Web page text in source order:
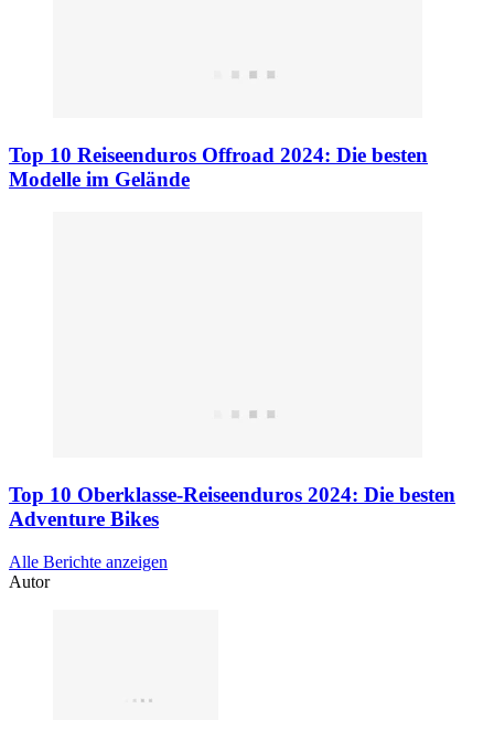
Top 10 Reiseenduros Offroad 2024: Die besten
Modelle im Gelände
Top 10 Oberklasse-Reiseenduros 2024: Die besten
Adventure Bikes
Alle Berichte anzeigen
Autor